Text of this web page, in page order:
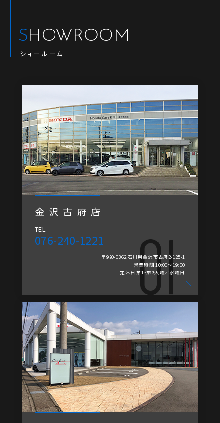
SHOWROOM
ショールーム
金沢古府店
TEL.
076-240-1221
〒920-0362 石川県金沢市古府2-125-1
営業時間 10:00～19:00
定休日 第1・第3火曜／水曜日